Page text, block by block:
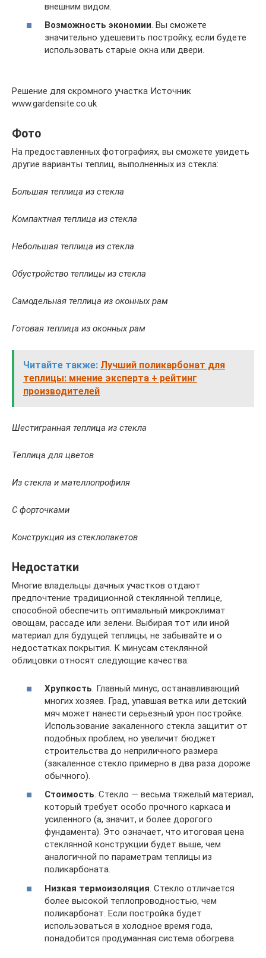
внешним видом.
Возможность экономии. Вы сможете
значительно удешевить постройку, если будете
использовать старые окна или двери.
Решение для скромного участка Источник
www.gardensite.co.uk
Фото
На предоставленных фотографиях, вы сможете увидеть
другие варианты теплиц, выполненных из стекла:
Большая теплица из стекла
Компактная теплица из стекла
Небольшая теплица из стекла
Обустройство теплицы из стекла
Самодельная теплица из оконных рам
Готовая теплица из оконных рам
Читайте также: Лучший поликарбонат для
теплицы: мнение эксперта + рейтинг
производителей
Шестигранная теплица из стекла
Теплица для цветов
Из стекла и мателлопрофиля
С форточками
Конструкция из стеклопакетов
Недостатки
Многие владельцы дачных участков отдают
предпочтение традиционной стеклянной теплице,
способной обеспечить оптимальный микроклимат
овощам, рассаде или зелени. Выбирая тот или иной
материал для будущей теплицы, не забывайте и о
недостатках покрытия. К минусам стеклянной
облицовки относят следующие качества:
Хрупкость . Главный минус, останавливающий
многих хозяев. Град, упавшая ветка или детский
мяч может нанести серьезный урон постройке.
Использование закаленного стекла защитит от
подобных проблем, но увеличит бюджет
строительства до неприличного размера
(закаленное стекло примерно в два раза дороже
обычного).
Стоимость. Стекло — весьма тяжелый материал,
который требует особо прочного каркаса и
усиленного (а, значит, и более дорогого
фундамента). Это означает, что итоговая цена
стеклянной конструкции будет выше, чем
аналогичной по параметрам теплицы из
поликарбоната.
Низкая термоизоляция . Стекло отличается
более высокой теплопроводностью, чем
поликарбонат. Если постройка будет
использоваться в холодное время года,
понадобится продуманная система обогрева.